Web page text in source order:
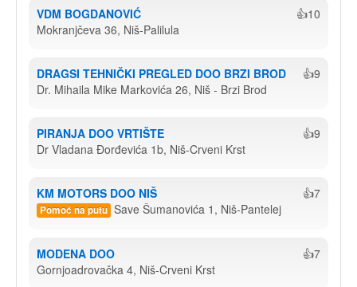
VDM BOGDANOVIĆ
👍10
Mokranjčeva 36, Niš-Palilula
DRAGSI TEHNIČKI PREGLED DOO BRZI BROD
👍9
Dr. Mihaila Mike Markovića 26, Niš - Brzi Brod
PIRANJA DOO VRTIŠTE
👍9
Dr Vladana Đorđevića 1b, Niš-Crveni Krst
KM MOTORS DOO NIŠ 👍7
Pomoć na putu Save Šumanovića 1, Niš-Pantelej
MODENA DOO
👍7
Gornjoadrovačka 4, Niš-Crveni Krst